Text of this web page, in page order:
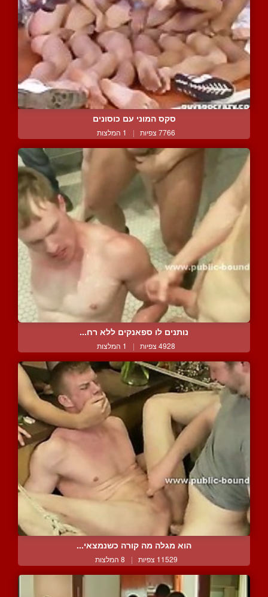
סקס המוני עם כוסונים
7766 צפיות | 1 המלצות
נותנים לו ספאנקים ללא רח...
4928 צפיות | 1 המלצות
הוא מגלה מה קורה כשנמצאי...
11529 צפיות | 8 המלצות